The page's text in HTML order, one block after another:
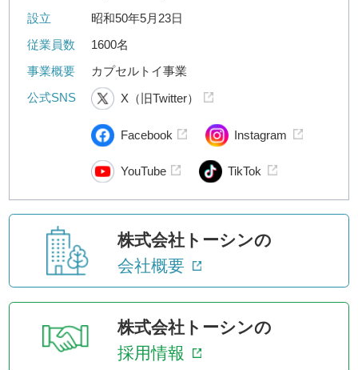
設立
昭和50年5月23日
従業員数
1600名
事業概要
カプセルトイ事業
公式SNS
X（旧Twitter）
Facebook Instagram
YouTube TikTok
株式会社トーシンの
会社概要
株式会社トーシンの
採用情報